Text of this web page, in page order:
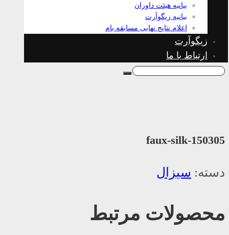
بیانیه هیئت داوران
بیانیه زیگوآرت
اعلام نتایج نهایی مسابقه بام
زیگوآرت
ارتباط با ما
faux-silk-150305
دسته: سیزال
محصولات مرتبط